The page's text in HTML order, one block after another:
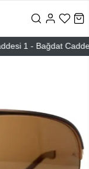
1 - Bağdat